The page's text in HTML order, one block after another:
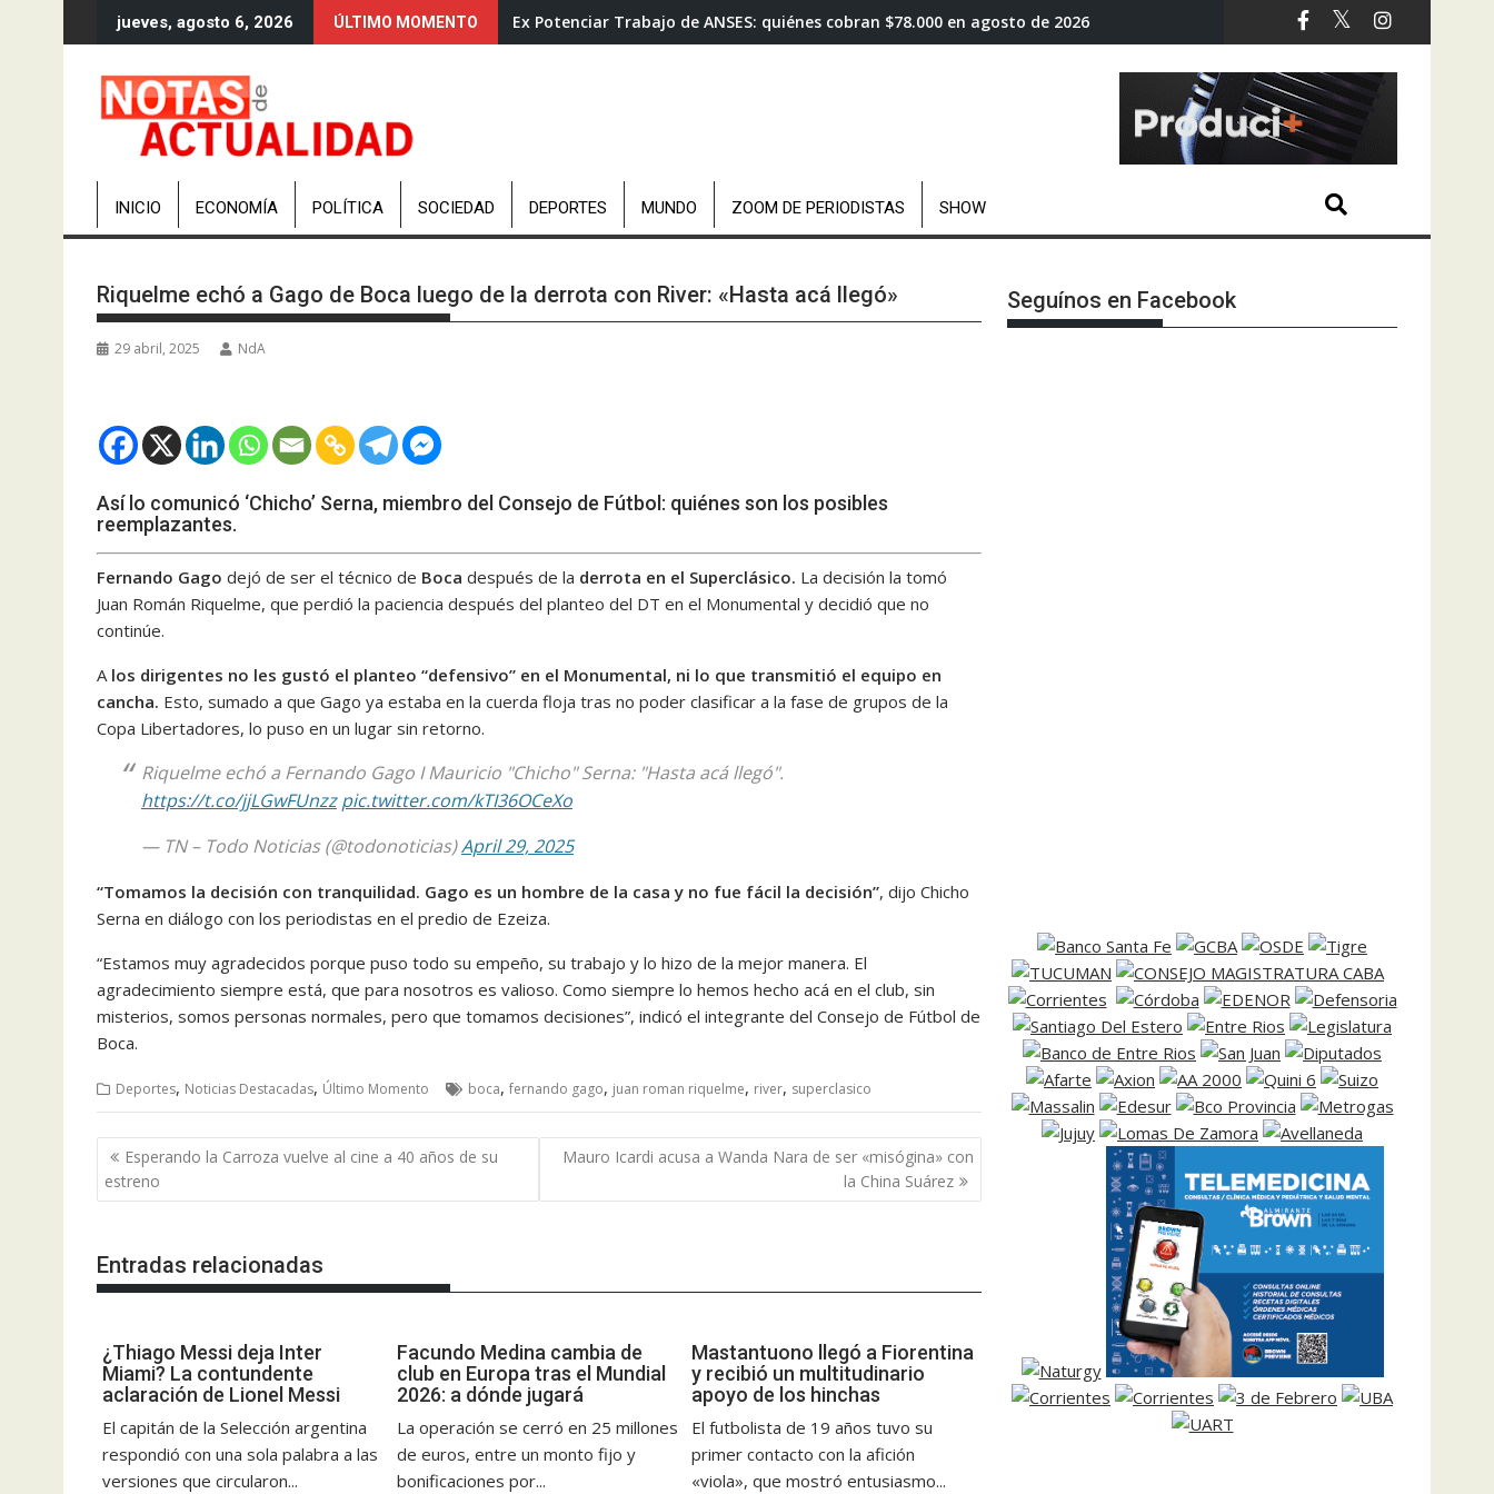
al
jueves, agosto 6, 2026 ÚLTIMO MOMENTO Ex Potenciar Trabajo de ANSES: quiénes cobran $78.000 en agosto de 2026
INICIO ECONOMÍA POLÍTICA SOCIEDAD DEPORTES MUNDO ZOOM DE PERIODISTAS SHOW
Riquelme echó a Gago de Boca luego de la derrota con River: «Hasta acá llegó»
29 abril, 2025 NdA
Así lo comunicó ‘Chicho’ Serna, miembro del Consejo de Fútbol: quiénes son los posibles
reemplazantes.
Fernando Gago dejó de ser el técnico de Boca después de la derrota en el Superclásico. La decisión la tomó
Juan Román Riquelme, que perdió la paciencia después del planteo del DT en el Monumental y decidió que no
continúe.
A los dirigentes no les gustó el planteo “defensivo” en el Monumental, ni lo que transmitió el equipo en
cancha. Esto, sumado a que Gago ya estaba en la cuerda floja tras no poder clasificar a la fase de grupos de la
Copa Libertadores, lo puso en un lugar sin retorno.
Riquelme echó a Fernando Gago I Mauricio "Chicho" Serna: "Hasta acá llegó".
https://t.co/jjLGwFUnzz pic.twitter.com/kTI36OCeXo
— TN – Todo Noticias (@todonoticias)April 29, 2025
“Tomamos la decisión con tranquilidad. Gago es un hombre de la casa y no fue fácil la decisión”, dijo Chicho
Serna en diálogo con los periodistas en el predio de Ezeiza.
“Estamos muy agradecidos porque puso todo su empeño, su trabajo y lo hizo de la mejor manera. El
agradecimiento siempre está, que para nosotros es valioso. Como siempre lo hemos hecho acá en el club, sin
misterios, somos personas normales, pero que tomamos decisiones”, indicó el integrante del Consejo de Fútbol de
Boca.
Deportes, Noticias Destacadas, Último Momento boca, fernando gago, juan roman riquelme, river, superclasico
Navegación
de
entradas
Esperando la Carroza vuelve al cine a 40 años de su
estreno
Mauro Icardi acusa a Wanda Nara de ser «misógina» con
la China Suárez
Entradas relacionadas
¿Thiago Messi deja Inter
Miami? La contundente
aclaración de Lionel Messi
El capitán de la Selección argentina
respondió con una sola palabra a las
versiones que circularon...
Facundo Medina cambia de
club en Europa tras el Mundial
2026: a dónde jugará
La operación se cerró en 25 millones
de euros, entre un monto fijo y
bonificaciones por...
Mastantuono llegó a Fiorentina
y recibió un multitudinario
apoyo de los hinchas
El futbolista de 19 años tuvo su
primer contacto con la afición
«viola», que mostró entusiasmo...
Seguínos en Facebook